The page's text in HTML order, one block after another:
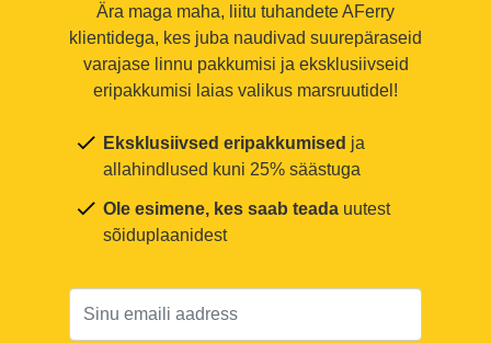
Ära maga maha, liitu tuhandete AFerry
klientidega, kes juba naudivad suurepäraseid
varajase linnu pakkumisi ja eksklusiivseid
eripakkumisi laias valikus marsruutidel!
Eksklusiivsed eripakkumised ja
allahindlused kuni 25% säästuga
Ole esimene, kes saab teada uutest
sõiduplaanidest